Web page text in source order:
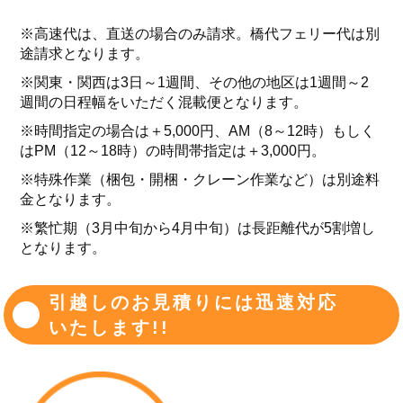
※高速代は、直送の場合のみ請求。橋代フェリー代は別
途請求となります。
※関東・関西は3日～1週間、その他の地区は1週間～2
週間の日程幅をいただく混載便となります。
※時間指定の場合は＋5,000円、AM（8～12時）もしく
はPM（12～18時）の時間帯指定は＋3,000円。
※特殊作業（梱包・開梱・クレーン作業など）は別途料
金となります。
※繁忙期（3月中旬から4月中旬）は長距離代が5割増し
となります。
引越しのお見積りには迅速対応
いたします!!